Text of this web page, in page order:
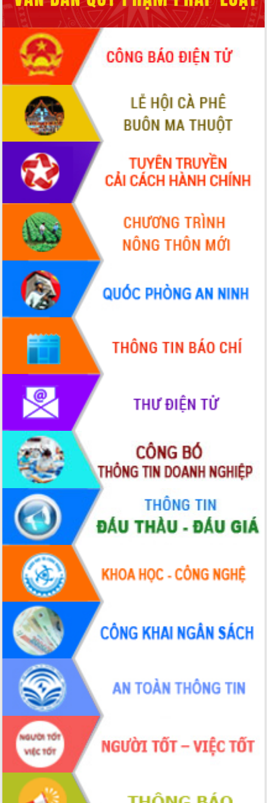
Xây dựng nông thôn mới: Nâng cao đời
sống người dân từ những mô hình thiết
thực
Quyết liệt tháo gỡ vướng mắc, đẩy
nhanh tiến độ các dự án trọng điểm
trong Khu kinh tế Nam Phú Yên
Hòn Yến phát triển du lịch gắn với bảo
Lấy ý kiến điều chỉnh Quy hoạch tỉnh
Đắk Lắk thời kỳ 2021-2030, tầm nhìn
đến năm 2050
Phát động chiến dịch 30 ngày đêm
giải phóng mặt bằng Tuyến đường bộ
ven biển
Đắk Lắk nỗ lực thúc đẩy tăng trưởng
kinh tế từ 10% trở lên trong Quý
Đắk Lắk ký kết thỏa thuận hợp tác về
chuyển đổi số giai đoạn 2026 – 2030
với Tập đoàn Bưu chính Viễn thông
Việt Nam
Thứ trưởng Bộ Y tế làm việc với tỉnh
Đắk Lắk về phát triển nhân lực y tế
cho trạm y tế cấp xã
Du lịch Đắk Lắk nâng tầm trải nghiệm
du khách thông qua Hệ thống cơ sở dữ
liệu và Bản đồ số
Tập huấn ứng dụng trí tuệ nhân tạo (AI)
trong thương mại điện tử năm 2026
Đoàn đại biểu Quốc hội tỉnh Đắk Lắk
trao đổi thông tin trước Kỳ họp thứ
nhất, Quốc hội khóa XVI
Quyết liệt cải cách hành chính, khơi
thông nguồn lực phát triển
Nâng cao hiệu lực, hiệu quả HĐND
tỉnh thông qua hiện đại hóa hành chính
Xã Ea Phê gắn cải cách hành chính với
chuyển đổi số
Phó Chủ tịch Thường trực UBND tỉnh
Hồ Thị Nguyên Thảo làm việc tại Trung
tâm Phục vụ hành chính công xã Ea
Phê
Xây dựng nền hành chính số đồng
hành cùng nông dân dân, doanh nghiệp
Giai đoạn 2026-2030, Đắk Lắk phấn
đấu có 77% xã đạt chuẩn nông thôn
mới
Chuyển đổi số 'mở đường' cho nông
nghiệp Đắk Lắk tăng trưởng bứt phá
Triển khai đồng bộ đo đạc, lập hồ sơ
địa chính, hoàn thiện cơ sở dữ liệu đất
Ứng dụng sinh trắc học - Bước tiến
trong hành trình chuyển đổi số tại Đắk
Đắk Lắk nâng cao hiệu quả công tác
Đảng từ Sổ tay đảng viên điện tử
Đắk Lắk đẩy mạnh nuôi biển công
nghệ, hướng tới phát triển thủy sản
bền vững
Tập huấn nâng cao năng lực triển khai
chuyển đổi số cho cán bộ, công chức